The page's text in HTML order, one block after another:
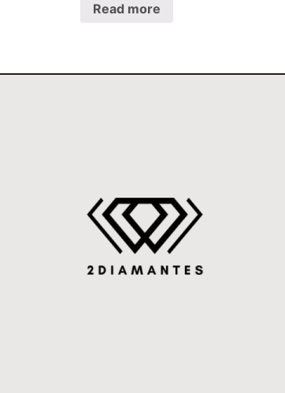
Read more